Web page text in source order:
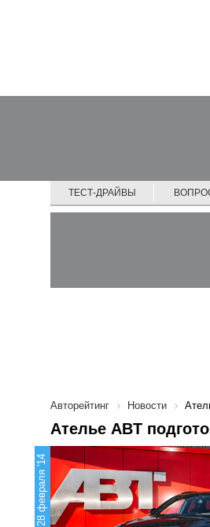
ТЕСТ-ДРАЙВЫ
Авторейтинг Новости
Ателье ABT
28 февраля '14